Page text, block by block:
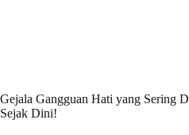
Gejala Gangguan Hati yang Sering
Sejak Dini!